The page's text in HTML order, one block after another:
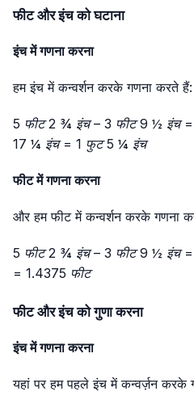
फीट और इंच को घटाना
इंच में गणना करना
हम इंच में कन्वर्शन करके गणना करते हैं:
5 फीट 2 ¾ इंच – 3 फीट 9 ½ इंच
17 ¼ इंच = 1 फुट 5 ¼ इंच
फीट में गणना करना
और हम फीट में कन्वर्शन करके गणना
5 फीट 2 ¾ इंच – 3 फीट 9 ½ इंच
= 1.4375 फीट
फीट और इंच को गुणा करना
इंच में गणना करना
यहां पर हम पहले इंच में कन्वर्ज़न